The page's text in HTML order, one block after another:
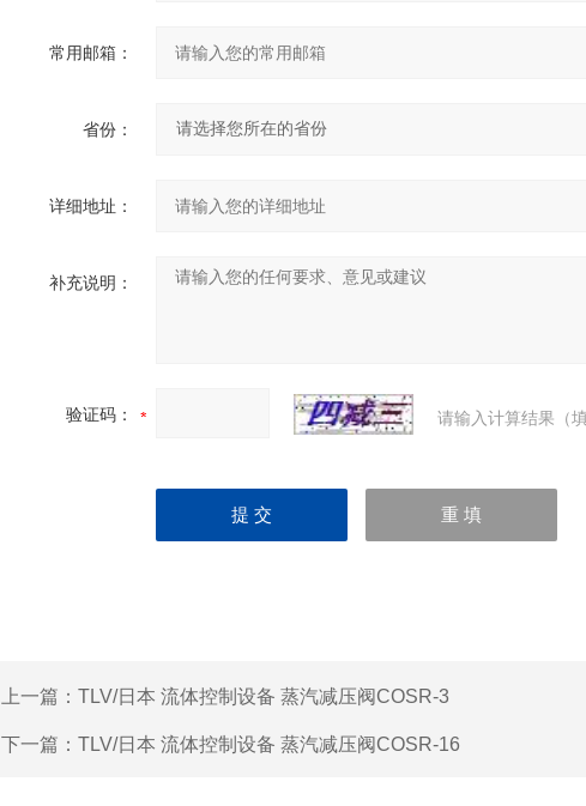
常用邮箱：
省份：
详细地址：
补充说明：
验证码： 请输入计算结果（
上一篇： TLV/日本 流体控制设备 蒸汽减压阀COSR-3
下一篇： TLV/日本 流体控制设备 蒸汽减压阀COSR-16